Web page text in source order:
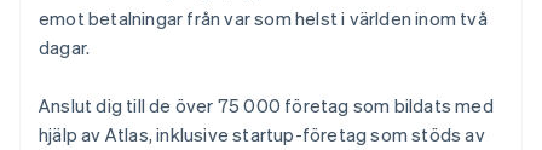
emot betalningar från var som helst i världen inom två
dagar.
Anslut dig till de över 75 000 företag som bildats med
hjälp av Atlas, inklusive startup-företag som stöds av